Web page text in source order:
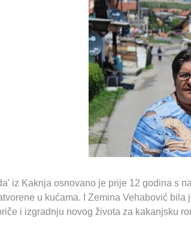
iz Kaknja osnovano je prije 12 godina s
u kućama. I Zemina Vehabović
i izgradnju novog života za kakanjsku